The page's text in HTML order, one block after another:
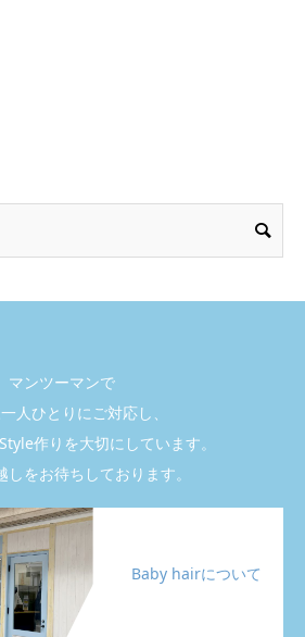
マンツーマンで
人ひとりにご対応し、
作りを大切にしています。
しをお待ちしております。
Baby hairについて